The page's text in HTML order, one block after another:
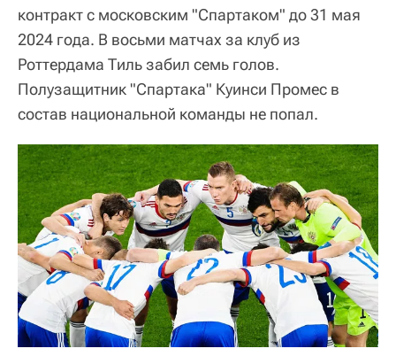
контракт с московским "Спартаком" до 31 мая
2024 года. В восьми матчах за клуб из
Роттердама Тиль забил семь голов.
Полузащитник "Спартака" Куинси Промес в
состав национальной команды не попал.